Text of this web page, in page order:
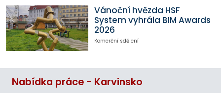
Vánoční hvězda HSF
System vyhrála BIM Awards
2026
Komerční sdělení
Nabídka práce - Karvinsko